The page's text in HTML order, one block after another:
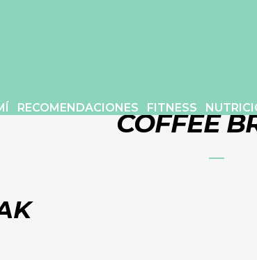
RECOMENDACIONES FITNESS
COFFEE